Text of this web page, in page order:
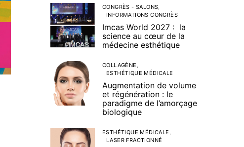
CONGRÈS - SALONS
INFORMATIONS CONGRÈS
Imcas World 2027 : la
science au cœur de la
médecine esthétique
COLLAGÈNE
ESTHÉTIQUE MÉDICALE
Augmentation de volume
et régénération : le
paradigme de l’amorçage
biologique
ESTHÉTIQUE MÉDICALE
LASER FRACTIONNÉ